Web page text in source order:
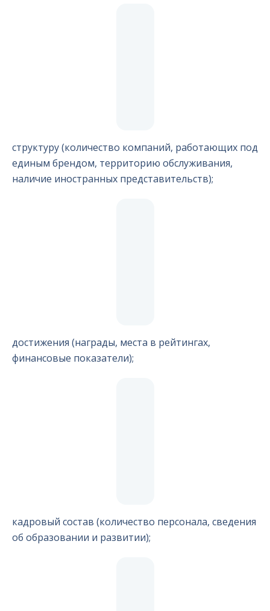
структуру (количество компаний, работающих под
единым брендом, территорию обслуживания,
наличие иностранных представительств);
достижения (награды, места в рейтингах,
финансовые показатели);
кадровый состав (количество персонала, сведения
об образовании и развитии);